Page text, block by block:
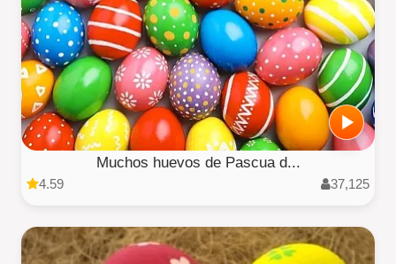
Muchos huevos de Pascua d...
4.59 37,125